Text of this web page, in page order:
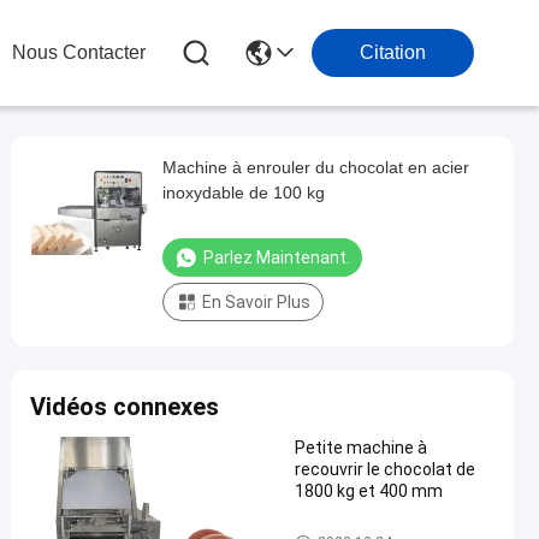
Nous Contacter Citation
Machine à enrouler du chocolat en acier
inoxydable de 100 kg
Parlez Maintenant.
En Savoir Plus
Vidéos connexes
Petite machine à
recouvrir le chocolat de
1800 kg et 400 mm